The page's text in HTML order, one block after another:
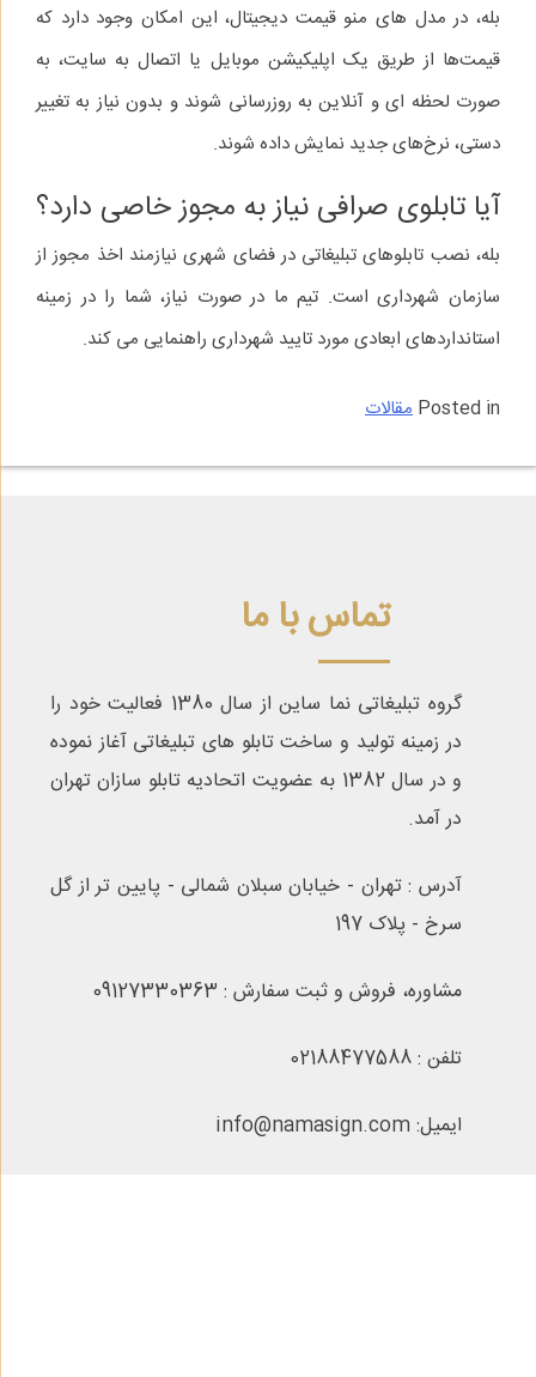
بله، در مدل‌ های منو قیمت دیجیتال، این امکان وجود دارد که
قیمت‌ها از طریق یک اپلیکیشن موبایل یا اتصال به سایت، به
صورت لحظه‌ ای و آنلاین به‌ روزرسانی شوند و بدون نیاز به تغییر
دستی، نرخ‌های جدید نمایش داده شوند.
آیا تابلوی صرافی نیاز به مجوز خاصی دارد؟
بله، نصب تابلوهای تبلیغاتی در فضای شهری نیازمند اخذ مجوز از
سازمان شهرداری است. تیم ما در صورت نیاز، شما را در زمینه
استانداردهای ابعادی مورد تایید شهرداری راهنمایی می‌ کند.
Posted in مقالات
تماس با ما
گروه تبلیغاتی نما ساین از سال 1380 فعالیت خود را
در زمینه تولید و ساخت تابلو های تبلیغاتی آغاز نموده
و در سال 1382 به عضویت اتحادیه تابلو سازان تهران
در آمد.
آدرس : تهران - خیابان سبلان شمالی - پایین تر از گل
سرخ - پلاک 197
مشاوره، فروش و ثبت سفارش : 09127330363
تلفن : 02188477588
ایمیل: info@namasign.com